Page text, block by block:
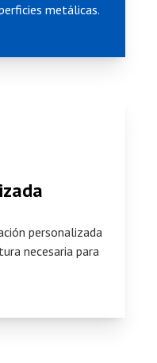
metálicas.
personalizada
necesaria para